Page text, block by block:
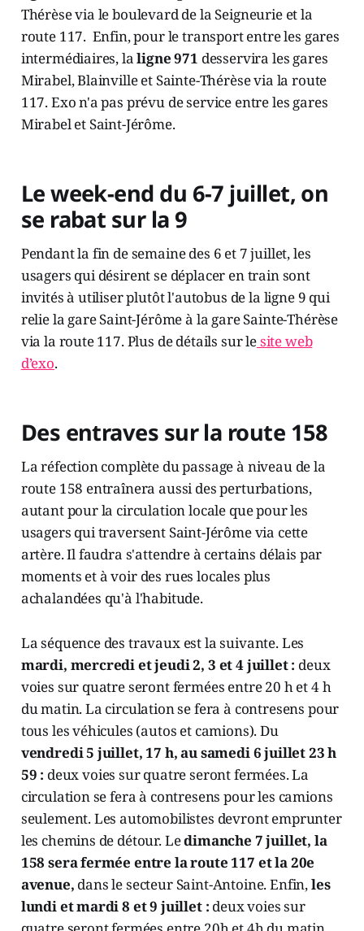
Thérèse via le boulevard de la Seigneurie et la
route 117. Enfin, pour le transport entre les gares
intermédiaires, laligne 971 desservira les gares
Mirabel, Blainville et Sainte-Thérèse via la route
117. Exo n'a pas prévu de service entre les gares
Mirabel et Saint-Jérôme.
Le week-end du 6-7 juillet, on
se rabat sur la 9
Pendant la fin de semaine des 6 et 7 juillet, les
usagers qui désirent se déplacer en train sont
invités à utiliser plutôt l'autobus de la ligne 9 qui
relie la gare Saint-Jérôme à la gare Sainte-Thérèse
via la route 117. Plus de détails sur lesite web
d’exo.
Des entraves sur la route 158
La réfection complète du passage à niveau de la
route 158 entraînera aussi des perturbations,
autant pour la circulation locale que pour les
usagers qui traversent Saint-Jérôme via cette
artère. Il faudra s'attendre à certains délais par
moments et à voir des rues locales plus
achalandées qu'à l'habitude.
La séquence des travaux est la suivante. Les
mardi, mercredi et jeudi 2, 3 et 4 juillet : deux
voies sur quatre seront fermées entre 20 h et 4 h
du matin. La circulation se fera à contresens pour
tous les véhicules (autos et camions). Du
vendredi 5 juillet, 17 h, au samedi 6 juillet 23 h
59 : deux voies sur quatre seront fermées. La
circulation se fera à contresens pour les camions
seulement. Les automobilistes devront emprunter
les chemins de détour. Ledimanche 7 juillet, la
158 sera fermée entre la route 117 et la 20e
avenue, dans le secteur Saint-Antoine. Enfin,les
lundi et mardi 8 et 9 juillet : deux voies sur